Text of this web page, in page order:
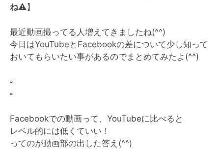
ね⚠️】
最近動画撮ってる人増えてきましたね(^^)
今日はYouTubeとFacebookの差について少し知って
おいてもらいたい事があるのでまとめてみたよ(^^)
▫️
▫️
Facebookでの動画って、YouTubeに比べると
レベル的には低くていい！
ってのが動画部の出した答え(^^)